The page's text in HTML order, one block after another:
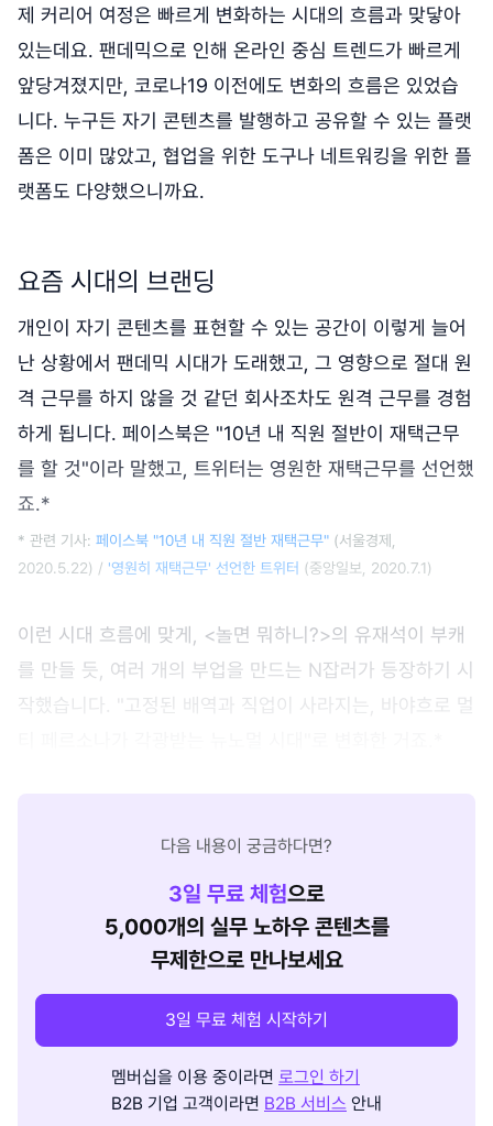
제 커리어 여정은 빠르게 변화하는 시대의 흐름과 맞닿아
있는데요. 팬데믹으로 인해 온라인 중심 트렌드가 빠르게
앞당겨졌지만, 코로나19 이전에도 변화의 흐름은 있었습
니다. 누구든 자기 콘텐츠를 발행하고 공유할 수 있는 플랫
폼은 이미 많았고, 협업을 위한 도구나 네트워킹을 위한 플
랫폼도 다양했으니까요.
요즘 시대의 브랜딩
개인이 자기 콘텐츠를 표현할 수 있는 공간이 이렇게 늘어
난 상황에서 팬데믹 시대가 도래했고, 그 영향으로 절대 원
격 근무를 하지 않을 것 같던 회사조차도 원격 근무를 경험
하게 됩니다. 페이스북은 "10년 내 직원 절반이 재택근무
를 할 것"이라 말했고, 트위터는 영원한 재택근무를 선언했
죠.*
* 관련 기사: 페이스북 "10년 내 직원 절반 재택근무" (서울경제,
2020.5.22) / '영원히 재택근무' 선언한 트위터 (중앙일보, 2020.7.1)
이런 시대 흐름에 맞게, <놀면 뭐하니?>의 유재석이 부캐
를 만들 듯, 여러 개의 부업을 만드는 N잡러가 등장하기 시
작했습니다. "고정된 배역과 직업이 사라지는, 바야흐로 멀
다음 내용이 궁금하다면?
3일 무료 체험으로
5,000개의 실무 노하우 콘텐츠를
무제한으로 만나보세요
3일 무료 체험 시작하기
멤버십을 이용 중이라면 로그인 하기
B2B 기업 고객이라면 B2B 서비스 안내